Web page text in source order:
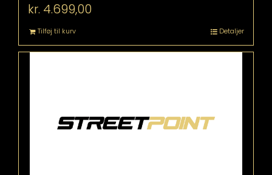
kr. 4.699,00
Tilføj til kurv Detaljer